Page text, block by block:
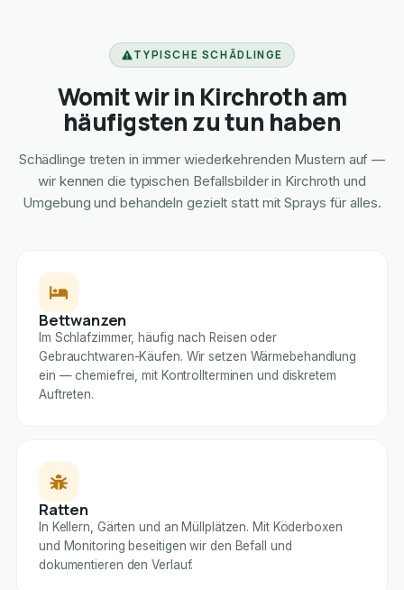
TYPISCHE SCHÄDLINGE
Womit wir in Kirchroth am
häufigsten zu tun haben
Schädlinge treten in immer wiederkehrenden Mustern auf —
wir kennen die typischen Befallsbilder in Kirchroth und
Umgebung und behandeln gezielt statt mit Sprays für alles.
Bettwanzen
Im Schlafzimmer, häufig nach Reisen oder
Gebrauchtwaren-Käufen. Wir setzen Wärmebehandlung
ein — chemiefrei, mit Kontrollterminen und diskretem
Auftreten.
Ratten
In Kellern, Gärten und an Müllplätzen. Mit Köderboxen
und Monitoring beseitigen wir den Befall und
dokumentieren den Verlauf.